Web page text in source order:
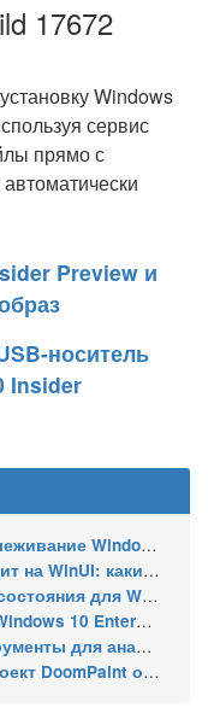
17672
Windows
сервис
прямо с
Preview и
носитель
Insider
идентификатору устройства
элементы обновит Microsoft
нескольких мониторов
обновления до января 2030 года
Windows: ETW MCP и WPA MCP
директора Microsoft Azure